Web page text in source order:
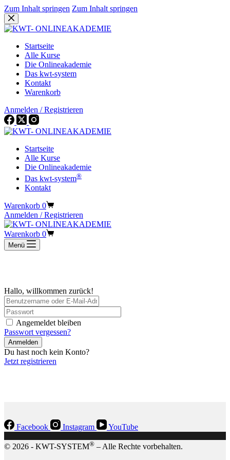
Zum Inhalt springen Zum Inhalt springen
Startseite
Alle Kurse
Die Onlineakademie
Das kwt-system
Kontakt
Warenkorb
Anmelden / Registrieren
Startseite
Alle Kurse
Die Onlineakademie
Das kwt-system®
Kontakt
Warenkorb 0
Anmelden / Registrieren
Warenkorb 0
Menü
Hallo, willkommen zurück!
Angemeldet bleiben
Passwort vergessen?
Anmelden
Du hast noch kein Konto?
Jetzt registrieren
Facebook Instagram YouTube
© 2026 - KWT-SYSTEM® – Alle Rechte vorbehalten.